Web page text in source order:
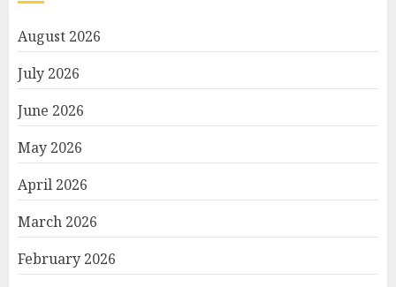
August 2026
July 2026
June 2026
May 2026
April 2026
March 2026
February 2026